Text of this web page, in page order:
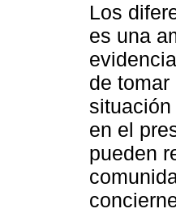
Los
es una
de
en el
pueden